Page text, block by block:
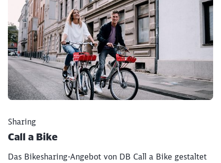
Sharing
Call a Bike
Das Bikesharing-Angebot von DB Call a Bike gestaltet